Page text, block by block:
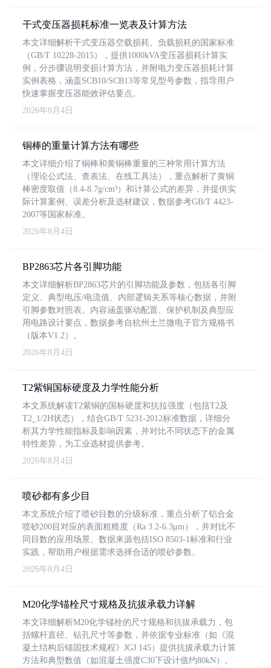
干式变压器损耗标准一览表及计算方法
本文详细解析干式变压器空载损耗、负载损耗的国家标准
（GB/T 10228-2015），提供1000kVA变压器损耗计算实
例，分步骤说明变损计算方法，并附电力变压器损耗计算
实例表格，涵盖SCB10/SCB13等常见型号参数，指导用户
快速掌握变压器能效评估要点。
2026年8月4日
铜棒的重量计算方法有哪些
本文详细介绍了铜棒和黄铜棒重量的三种常用计算方法
（理论公式法、查表法、在线工具法），重点解析了黄铜
棒密度取值（8.4-8.7g/cm³）和计算公式的差异，并提供实
际计算案例、误差分析及选材建议，数据参考GB/T 4423-
2007等国家标准。
2026年8月4日
BP2863芯片各引脚功能
本文详细解析BP2863芯片的引脚功能及参数，包括各引脚
定义、典型电压/电流值、内部逻辑关系等核心数据，并附
引脚参数对照表。内容涵盖驱动配置、保护机制及典型应
用电路设计要点，数据参考自杭州士兰微电子官方规格书
（版本V1.2）。
2026年8月4日
T2紫铜国标硬度及力学性能分析
本文系统解读T2紫铜的国标硬度和抗拉强度（包括T2及
T2_1/2H状态），结合GB/T 5231-2012标准数据，详细分
析其力学性能指标及影响因素，并对比不同状态下的金属
特性差异，为工业选材提供参考。
2026年8月4日
喷砂都有多少目
本文系统介绍了喷砂目数的分级标准，重点分析了铝合金
喷砂200目对应的表面粗糙度（Ra 3.2-6.3μm），并对比不
同目数的应用场景。数据来源包括ISO 8503-1标准和行业
实践，帮助用户根据需求选择合适的喷砂参数。
2026年8月4日
M20化学锚栓尺寸规格及抗拔承载力详解
本文详细解析M20化学锚栓的尺寸规格和抗拔承载力，包
括螺杆直径、钻孔尺寸等参数，并依据专业标准（如《混
凝土结构后锚固技术规程》JGJ 145）提供抗拔承载力计算
方法和典型数值（如混凝土强度C30下设计值约80kN）。